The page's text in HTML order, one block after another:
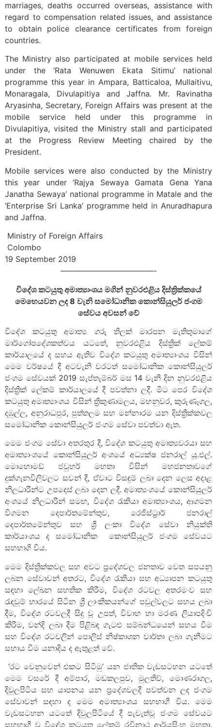
marriages, deaths occurred overseas, assistance with
regard to compensation related issues, and assistance
to obtain police clearance certificates from foreign
countries.
The Ministry also participated at mobile services held
under the ‘Rata Wenuwen Ekata Sitimu’ national
programme this year in Ampara, Batticaloa, Mullaitivu,
Monaragala, Divulapitiya and Jaffna. Mr. Ravinatha
Aryasinha, Secretary, Foreign Affairs was present at the
mobile service held under this programme in
Divulapitiya, visited the Ministry stall and participated
at the Progress Review Meeting chaired by the
President.
Mobile services were also conducted by the Ministry
this year under ‘Rajya Sewaya Gamata Gena Yana
Janatha Sewaya’ national programme in Matale and the
‘Enterprise Sri Lanka’ programme held in Anuradhapura
and Jaffna.
Ministry of Foreign Affairs
Colombo
19 September 2019
————————————-
විදේශ කටයුතු අමාත්‍යාංශය මගින් නුවරඑළිය දිස්ත්‍රික්කයේ
මෙහෙයවන ලද8 වැනි සමෝධානික කොන්සියුලර් ජංගම
සේවය අවසන් වේ
විදේශ කටයුතු අමාත්‍ය ගරු තිලක් මාරපන මැතිතුමාගේ
මාර්ගෝපදේශකත්වය යටතේ, නුවරඑළිය දිස්ත්‍රික් ලේකම්
කාර්යාලයේ ද සහය ඇතිව විදේශ කටයුතු අමාත්‍යාංශය විසින්
මෙම වර්ෂයේ දී අටවැනි වරටත් සමෝධානික කොන්සියුලර්
ජංගම සේවයක් 2019 සැප්තැම්බර් මස 14 වැනි දින නුවරඑළිය
දිස්ත්‍රික් ලේකම් කාර්යාලයේ දී පවත්නා ලදී. මීට පෙර විදේශ
කටයුතු අමාත්‍යාංශය විසින් ත්‍රිකුණාමලය, මහනුවර, කුරුණෑගල,
දඹුල්ල, අනුරාධපුර, පුත්තලම සහ මන්නාරම යන දිස්ත්‍රික්කවල
සමෝධානික කොන්සියුලර් ජංගම සේවා පවත්වා ඇත.
මෙම ජංගම සේවා අතරතුර දී, විදේශ කටයුතු අමාත්‍යවරයා සහ
අමාත්‍යාංශයේ කොන්සියුලර් අංශයේ අධ්‍යක්ෂ ජනරාල් යූ.එල්.
මොහොමඩ් ජවුහර් මහතා විසින් මහජනතාවගේ
දුක්ගැනවිලිවලට සවන් දී, ඒවාට විසඳුම් ලබා දෙන ලෙස අදාළ
නිලධාරීන්ට උපදෙස් ලබා දෙන ලදී. අමාත්‍යංශයේ කොන්සියුලර්
අංශයේ නිලධාරීන් සමඟ, විදේශ රැකියා අමාත්‍යාංශය, ආගමන
විගමන දෙපාර්තමේන්තුව, රෙජිස්ට්‍රාර් ජනරාල්
දෙපාර්තමේන්තුව සහ ශ්‍රී ලංකා විදේශ සේවා නියුක්ති
කාර්යාංශය ද සමෝධානික කොන්සියුලර් ජංගම සේවයට
සහභාගි විය.
මෙම දිස්ත්‍රික්කවල සහ අවට ප්‍රදේශවල ජනතාව වෙත සපයනු
ලබන සේවාවන් අතරට, විදේශ රැකියා සහ අධ්‍යාපන කටයුතු
සඳහා ලේඛන සහතික කිරීම, විදේශ රටවල අතරමංව සහ
රැඳවුම් භාරයේ සිටින ශ්‍රී ලාංකිකයන්ගේ පවුල්වලට සහය ලබා
දීම, විදේශ රටවලදී සිදු වූ උපත්, විවාහ හා මරණ ලියාපදිංචි
කිරීම, වන්දි ලබා දීම පිළිබඳ ගැටළු සම්බන්ධයෙන් සහය වීම
සහ විදේශ රටවලින් පොලිස් නිෂ්කාශන වාර්තා ලබා ගැනීමට
සහාය වීම යනාදිය ද ඇතුළත් වේ.
‘රට වෙනුවෙන් එකට සිටිමු’ යන ජාතික වැඩසටහන යටතේ
මෙ‍ම වසරේ දී අම්පාර, මඩකලපුව, මුලතිව්, මොණරාගල,
දිවුලපිටිය සහ යාපනය යන ප්‍රදේශවලදී පවත්වන ලද ජංගම
සේවාවන් සඳහා ද මෙම අමාත්‍යාංශය සහභාගී විය. මෙම
වැඩසටහන යටතේ දිවුලපිටියේ දී පැවැත්වූ ජංගම සේවයට
සහභාගී වූ විදේශ කටයුතු ලේකම් රවිනාථ ආර්යසිංහ මහතා,